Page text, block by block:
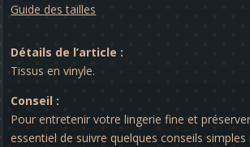
Guide des tailles
Détails de l’article :
Tissus en vinyle.
Conseil :
Pour entretenir votre lingerie fine et
essentiel de suivre quelques conseils